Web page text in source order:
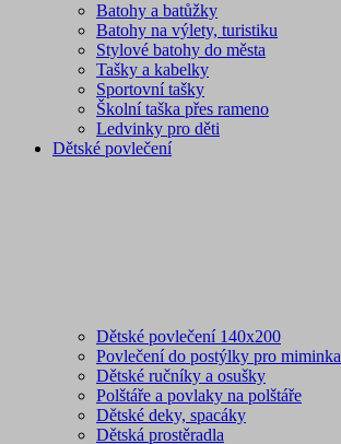
Batohy a batůžky
Batohy na výlety, turistiku
Stylové batohy do města
Tašky a kabelky
Sportovní tašky
Školní taška přes rameno
Ledvinky pro děti
Dětské povlečení
Dětské povlečení 140x200
Povlečení do postýlky pro miminka
Dětské ručníky a osušky
Polštáře a povlaky na polštáře
Dětské deky, spacáky
Dětská prostěradla